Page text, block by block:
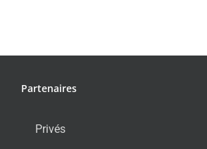
Partenaires
Privés